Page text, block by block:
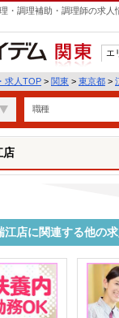
・調理補助・調理師の求人
関東
エ
求人TOP > 関東 > 東京都 >
職種
店
店に関連する他の